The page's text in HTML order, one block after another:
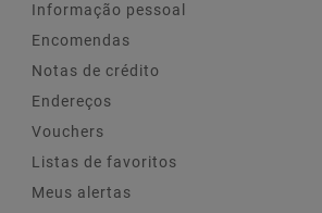
Informação pessoal
Encomendas
Notas de crédito
Endereços
Vouchers
Listas de favoritos
Meus alertas